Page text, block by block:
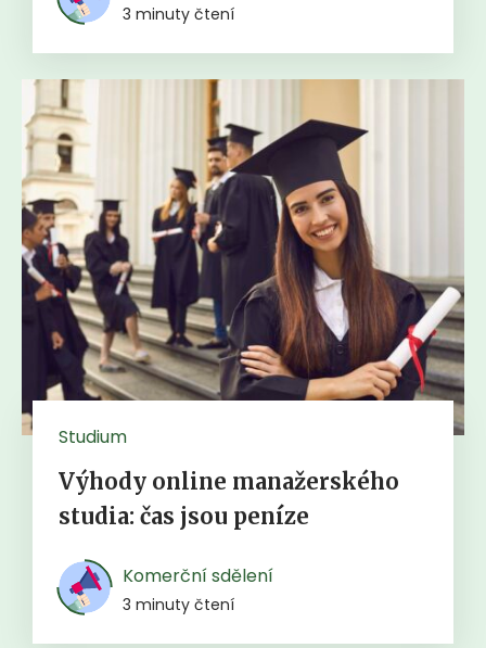
3 minuty čtení
Studium
Výhody online manažerského
studia: čas jsou peníze
Komerční sdělení
3 minuty čtení